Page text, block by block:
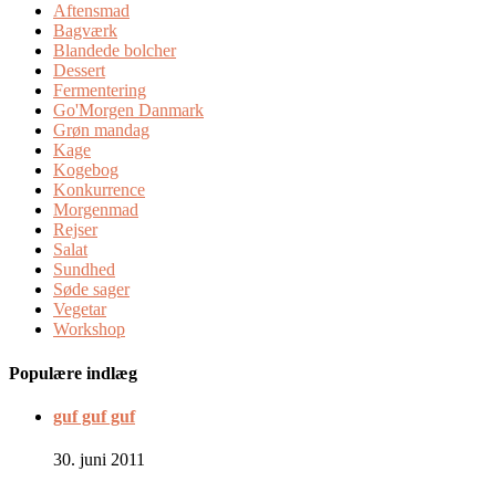
Aftensmad
Bagværk
Blandede bolcher
Dessert
Fermentering
Go'Morgen Danmark
Grøn mandag
Kage
Kogebog
Konkurrence
Morgenmad
Rejser
Salat
Sundhed
Søde sager
Vegetar
Workshop
Populære indlæg
guf guf guf
30. juni 2011